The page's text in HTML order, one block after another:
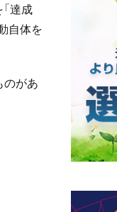
達成
自体を
のがあ